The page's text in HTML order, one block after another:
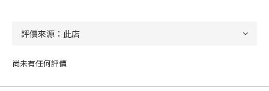
尚未有任何評價